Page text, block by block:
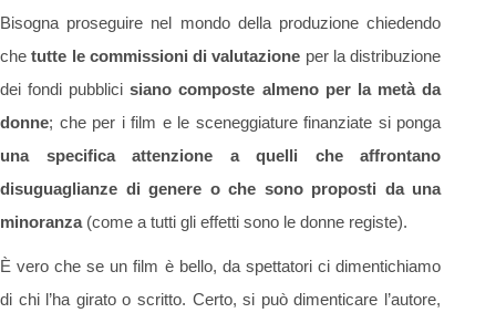
Bisogna proseguire nel mondo della produzione chiedendo
chetutte le commissioni di valutazione per la distribuzione
dei fondi pubblicisiano composte almeno per la metà da
donne; che per i film e le sceneggiature finanziate si ponga
una specifica attenzione a quelli che affrontano
disuguaglianze di genere o che sono proposti da una
minoranza(come a tutti gli effetti sono le donne registe).
È vero che se un film è bello, da spettatori ci dimentichiamo
di chi l’ha girato o scritto. Certo, si può dimenticare l’autore,